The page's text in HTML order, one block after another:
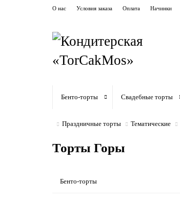
О нас Условия заказа Оплата Начинки
Бенто-торты Свадебные торты
Праздничные торты Тематические
Торты Горы
Бенто-торты